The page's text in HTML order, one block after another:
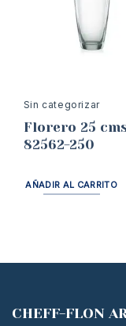
Sin categorizar
Florero 25
82562-250
AÑADIR AL CARRITO
CHEFF-FLON